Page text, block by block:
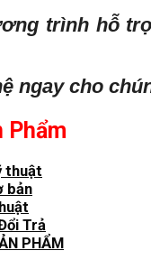
trình hỗ
ngay cho
Phẩm
thuật
bản
Trả
PHẨM